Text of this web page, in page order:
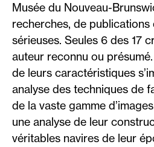
Musée du Nouveau-
recherches, de publications
sérieuses. Seules 6 des 17
auteur reconnu ou
de leurs caractéristiques
analyse des techniques de
de la vaste gamme
une analyse de leur
véritables navires de leur